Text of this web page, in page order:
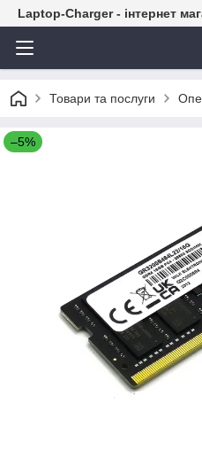
Laptop-Charger - інтернет
Товари та послуги
–5%